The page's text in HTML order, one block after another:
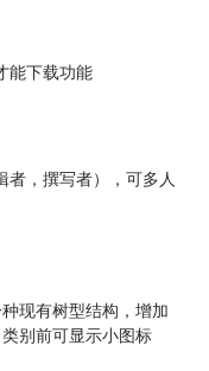
能下载功能
者，撰写者），可多人
现有树型结构，增加
别前可显示小图标